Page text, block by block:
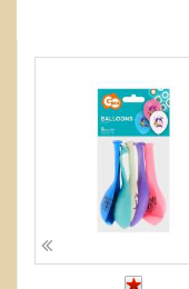
Pojazdy
Zakupy hurtowe
Koszty przesyłki
Regulamin
Mapa produktów